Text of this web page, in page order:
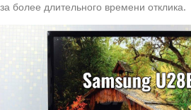
за более длительного времени отклика.